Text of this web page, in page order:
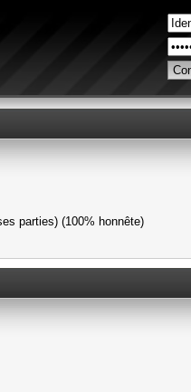
parties) (100% honnête)